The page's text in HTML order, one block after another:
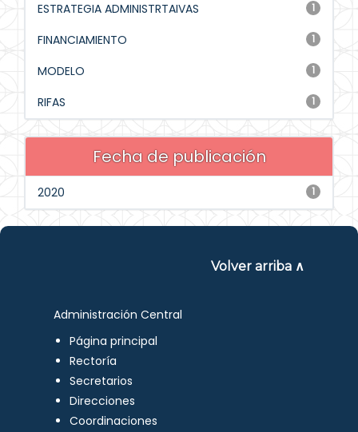
1
ESTRATEGIA ADMINISTRTAIVAS
1
FINANCIAMIENTO
1
MODELO
1
RIFAS
Fecha de publicación
1
2020
Volver arriba ∧
Administración Central
Página principal
Rectoría
Secretarios
Direcciones
Coordinaciones